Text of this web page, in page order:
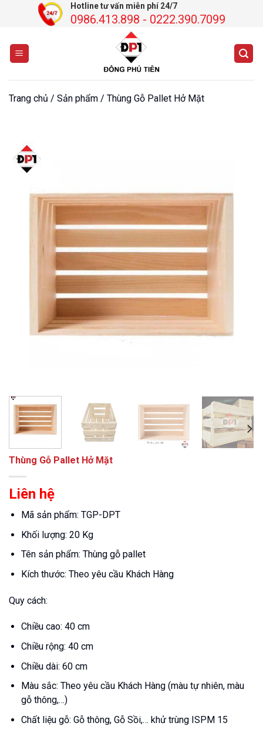
dung
Hotline tư vấn miễn phí 24/7
0986.413.898 - 0222.390.7099
Trang chủ / Sản phẩm / Thùng Gỗ Pallet Hở Mặt
Thùng Gỗ Pallet Hở Mặt
Liên hệ
Mã sản phẩm: TGP-DPT
Khối lượng: 20 Kg
Tên sản phẩm: Thùng gỗ pallet
Kích thước: Theo yêu cầu Khách Hàng
Quy cách:
Chiều cao: 40 cm
Chiều rộng: 40 cm
Chiều dài: 60 cm
Màu sắc: Theo yêu cầu Khách Hàng (màu tự nhiên, màu
gỗ thông,…)
Chất liệu gỗ: Gỗ thông, Gỗ Sồi,… khử trùng ISPM 15